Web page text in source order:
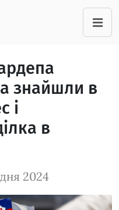
знайшли в
і
в
2024